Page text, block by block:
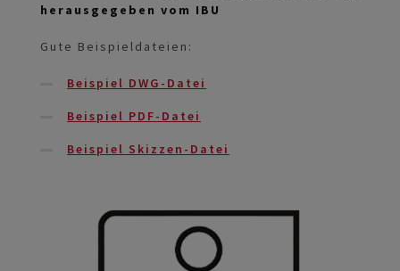
herausgegeben vom IBU
Gute Beispieldateien:
Beispiel DWG-Datei
Beispiel PDF-Datei
Beispiel Skizzen-Datei